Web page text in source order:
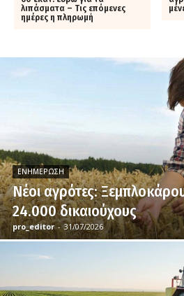
λιπάσματα – Τις επόμενες
ημέρες η πληρωμή
ΕΝΗΜΈΡΩΣΗ
Νέοι αγρότες:
24.000 δικαιούχους
pro_editor - 31/07/2026